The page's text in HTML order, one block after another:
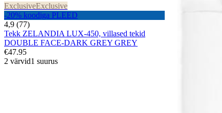
ExclusiveExclusive
-20% koodiga PLEED
4,9 (77)
Tekk ZELANDIA LUX-450, villased tekid
DOUBLE FACE-DARK GREY GREY
€47.95
2 värvid1 suurus